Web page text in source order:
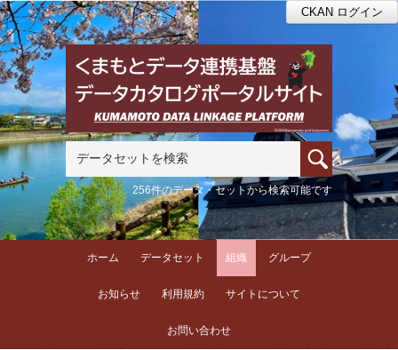
CKAN ログイン
256件のデータ・セットから検索可能です
ホーム データセット 組織 グループ
お知らせ 利用規約 サイトについて
お問い合わせ